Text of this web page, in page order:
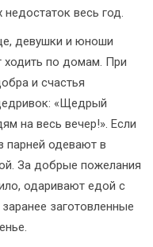
весь год.
девушки и юноши
ходить по домам. При
и счастья
«Щедрый
на весь вечер!». Если
парней одевают в
За добрые пожелания
одаривают едой с
заготовленные